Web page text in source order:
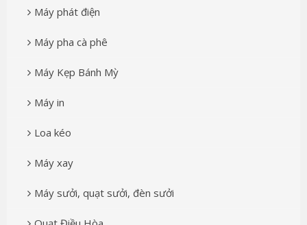
Máy phát điện
Máy pha cà phê
Máy Kẹp Bánh Mỳ
Máy in
Loa kéo
Máy xay
Máy sưởi, quạt sưởi, đèn sưởi